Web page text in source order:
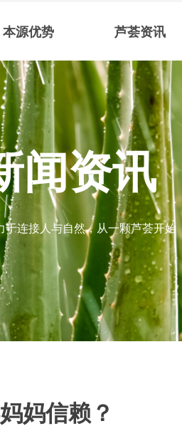
本源优势 芦荟资讯
妈信赖？
闻资讯
于连接人与自然，从一颗芦荟开始